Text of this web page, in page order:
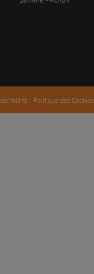
Politique des Cookies